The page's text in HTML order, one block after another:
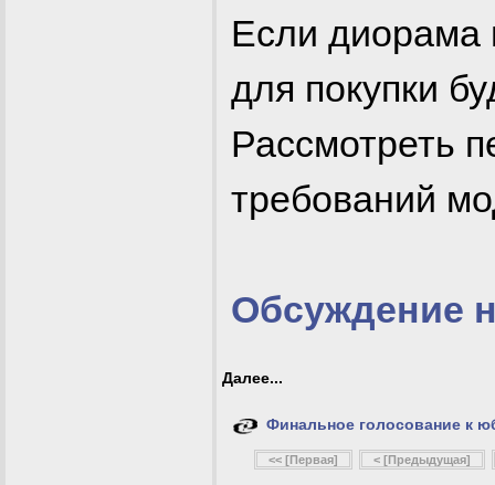
Если диорама
для покупки
Рассмотреть
требований
Обсуждение
Далее...
Финальное голосование к
<< [Первая] < [Предыдущая]